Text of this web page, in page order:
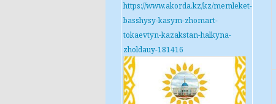
https://www.akorda.kz/kz/memleket-
basshysy-kasym-zhomart-
tokaevtyn-kazakstan-halkyna-
zholdauy-181416